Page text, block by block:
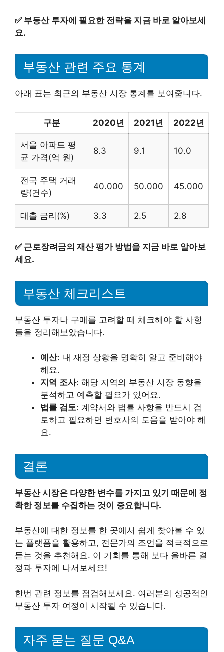
✅ 부동산 투자에 필요한 전략을 지금 바로 알아보세
요.
부동산 관련 주요 통계
아래 표는 최근의 부동산 시장 통계를 보여줍니다.
구분 2020년 2021년 2022년
서울 아파트 평
균 가격(억 원)
8.3 9.1 10.0
전국 주택 거래
량(건수)
40.000 50.000 45.000
대출 금리(%) 3.3 2.5 2.8
✅ 근로장려금의 재산 평가 방법을 지금 바로 알아보
세요.
부동산 체크리스트
부동산 투자나 구매를 고려할 때 체크해야 할 사항
들을 정리해보았습니다.
예산: 내 재정 상황을 명확히 알고 준비해야
해요.
지역 조사: 해당 지역의 부동산 시장 동향을
분석하고 예측할 필요가 있어요.
법률 검토: 계약서와 법률 사항을 반드시 검
토하고 필요하면 변호사의 도움을 받아야 해
요.
결론
부동산 시장은 다양한 변수를 가지고 있기 때문에 정
확한 정보를 수집하는 것이 중요합니다.
부동산에 대한 정보를 한 곳에서 쉽게 찾아볼 수 있
는 플랫폼을 활용하고, 전문가의 조언을 적극적으로
듣는 것을 추천해요. 이 기회를 통해 보다 올바른 결
정과 투자에 나서보세요!
한번 관련 정보를 점검해보세요. 여러분의 성공적인
부동산 투자 여정이 시작될 수 있습니다.
자주 묻는 질문 Q&A